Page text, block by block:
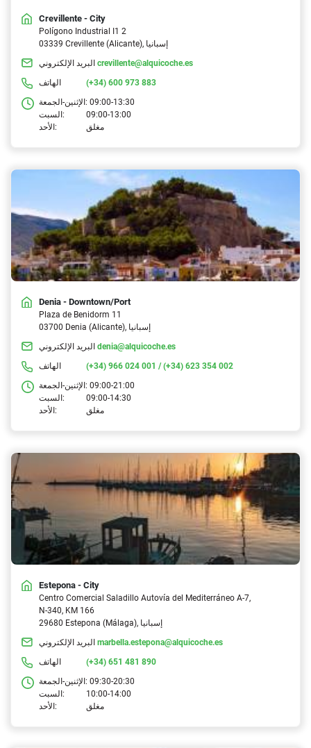
Crevillente - City
Polígono Industrial I1 2
03339 Crevillente (Alicante), إسبانيا
البريد الإلكتروني crevillente@alquicoche.es
الهاتف
(+34) 600 973 883
الإثنين-الجمعة: 09:00-13:30
السبت:
09:00-13:00
الأحد:
مغلق
Denia - Downtown/Port
Plaza de Benidorm 11
03700 Denia (Alicante), إسبانيا
البريد الإلكتروني denia@alquicoche.es
الهاتف
(+34) 966 024 001 / (+34) 623 354 002
الإثنين-الجمعة: 09:00-21:00
السبت:
09:00-14:30
الأحد:
مغلق
Estepona - City
Centro Comercial Saladillo Autovía del Mediterráneo A-7,
N-340, KM 166
29680 Estepona (Málaga), إسبانيا
البريد الإلكتروني marbella.estepona@alquicoche.es
الهاتف
(+34) 651 481 890
الإثنين-الجمعة: 09:30-20:30
السبت:
10:00-14:00
الأحد:
مغلق